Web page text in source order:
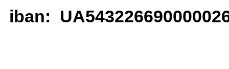
iban: